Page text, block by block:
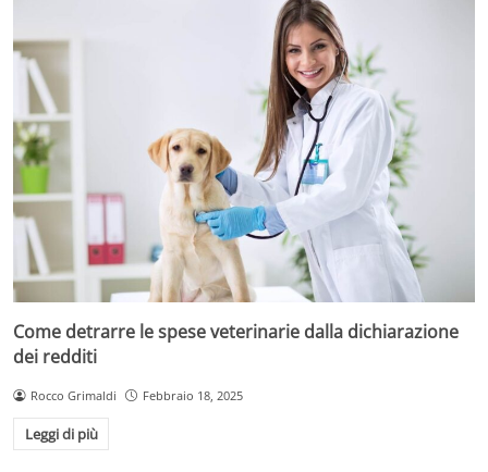
Come detrarre le spese veterinarie dalla dichiarazione
dei redditi
Rocco Grimaldi Febbraio 18, 2025
Leggi di più